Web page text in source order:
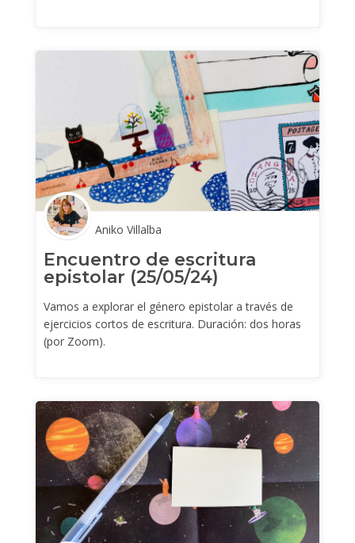
Aniko Villalba
Encuentro de escritura
epistolar (25/05/24)
Vamos a explorar el género epistolar a través de
ejercicios cortos de escritura. Duración: dos horas
(por Zoom).